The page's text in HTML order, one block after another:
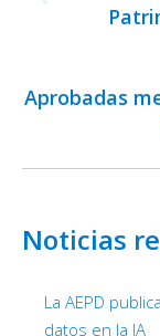
Aprobadas
Noticias
La AEPD
datos en la IA